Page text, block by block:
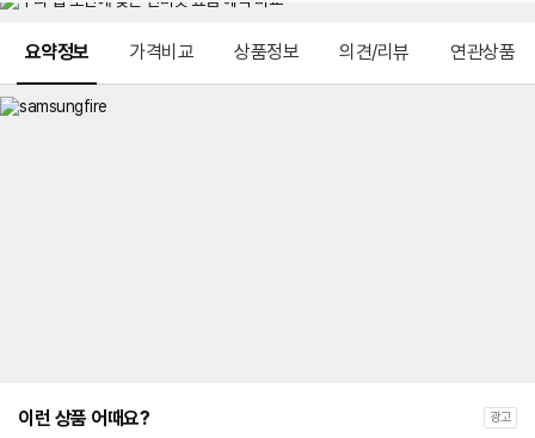
요약정보 가격비교 상품정보 의견/리뷰 연관상품
이런 상품 어때요? 광고